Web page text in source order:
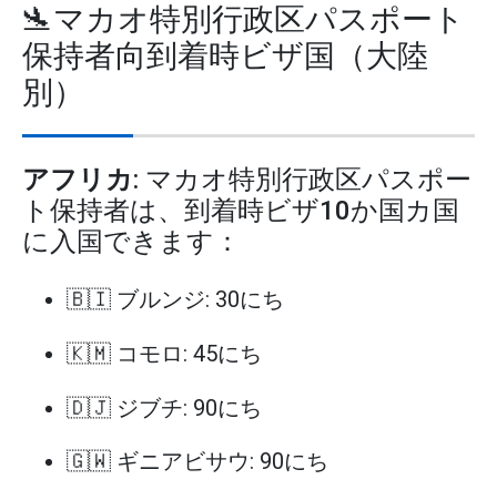
🛬マカオ特別行政区パスポート
保持者向到着時ビザ国（大陸
別）
アフリカ: マカオ特別行政区パスポー
ト保持者は、到着時ビザ10か国カ国
に入国できます：
🇧🇮 ブルンジ: 30にち
🇰🇲 コモロ: 45にち
🇩🇯 ジブチ: 90にち
🇬🇼 ギニアビサウ: 90にち